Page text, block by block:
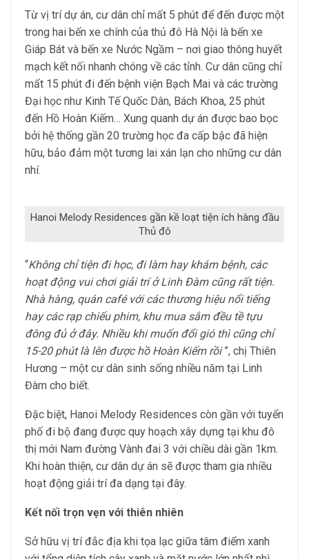
Từ vị trí dự án, cư dân chỉ mất 5 phút để đến được một
trong hai bến xe chính của thủ đô Hà Nội là bến xe
Giáp Bát và bến xe Nước Ngầm – nơi giao thông huyết
mạch kết nối nhanh chóng về các tỉnh. Cư dân cũng chỉ
mất 15 phút đi đến bệnh viện Bạch Mai và các trường
Đại học như Kinh Tế Quốc Dân, Bách Khoa, 25 phút
đến Hồ Hoàn Kiếm… Xung quanh dự án được bao bọc
bởi hệ thống gần 20 trường học đa cấp bậc đã hiện
hữu, bảo đảm một tương lai xán lạn cho những cư dân
nhí.
Hanoi Melody Residences gần kề loạt tiện ích hàng đầu
Thủ đô
“Không chỉ tiện đi học, đi làm hay khám bệnh, các
hoạt động vui chơi giải trí ở Linh Đàm cũng rất tiện.
Nhà hàng, quán café với các thương hiệu nổi tiếng
hay các rạp chiếu phim, khu mua sắm đều tề tựu
đông đủ ở đây. Nhiều khi muốn đổi gió thì cũng chỉ
15-20 phút là lên được hồ Hoàn Kiếm rồi”, chị Thiên
Hương – một cư dân sinh sống nhiều năm tại Linh
Đàm cho biết.
Đặc biệt, Hanoi Melody Residences còn gần với tuyến
phố đi bộ đang được quy hoạch xây dựng tại khu đô
thị mới Nam đường Vành đai 3 với chiều dài gần 1km.
Khi hoàn thiện, cư dân dự án sẽ được tham gia nhiều
hoạt động giải trí đa dạng tại đây.
Kết nối trọn vẹn với thiên nhiên
Sở hữu vị trí đắc địa khi tọa lạc giữa tâm điểm xanh